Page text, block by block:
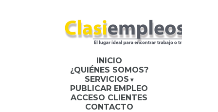
INICIO
¿QUIÉNES SOMOS?
SERVICIOS
PUBLICAR EMPLEO
ACCESO CLIENTES
CONTACTO